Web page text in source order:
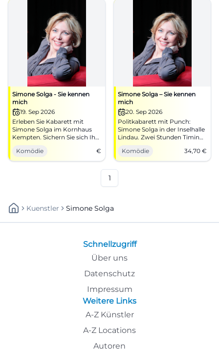
Simone Solga - Sie kennen
mich
19. Sep 2026
Erleben Sie Kabarett mit
Simone Solga im Kornhaus
Kempten. Sichern Sie sich Ihre
Plätze für einen
unvergesslichen Abend.
Komödie €
Simone Solga – Sie kennen
mich
20. Sep 2026
Politkabarett mit Punch:
Simone Solga in der Inselhalle
Lindau. Zwei Stunden Timing,
Pointen, Publikumsreaktion.
20.09.2026, 19:00, ab 34,70 €.
Befreiendes Lacherlebnis –
Komödie 34,70 €
1
Kuenstler Simone Solga
Schnellzugriff
Über uns
Datenschutz
Impressum
Weitere Links
A-Z Künstler
A-Z Locations
Autoren